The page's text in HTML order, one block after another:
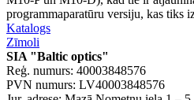
programmaparatūru versiju, kas tiks
Katalogs
Zīmoli
SIA "Baltic optics"
Reģ. numurs: 40003848576
PVN numurs: LV40003848576